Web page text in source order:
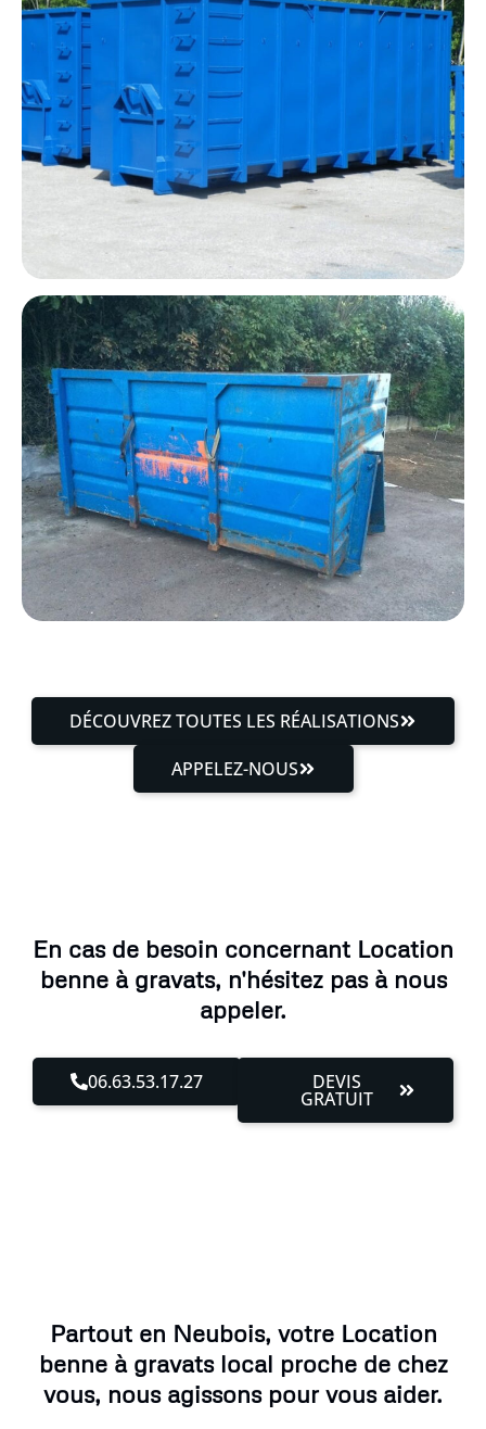
DÉCOUVREZ TOUTES LES RÉALISATIONS
APPELEZ-NOUS
En cas de besoin concernant Location
benne à gravats, n'hésitez pas à nous
appeler.
06.63.53.17.27 DEVIS
GRATUIT
Partout en Neubois, votre Location
benne à gravats local proche de chez
vous, nous agissons pour vous aider.